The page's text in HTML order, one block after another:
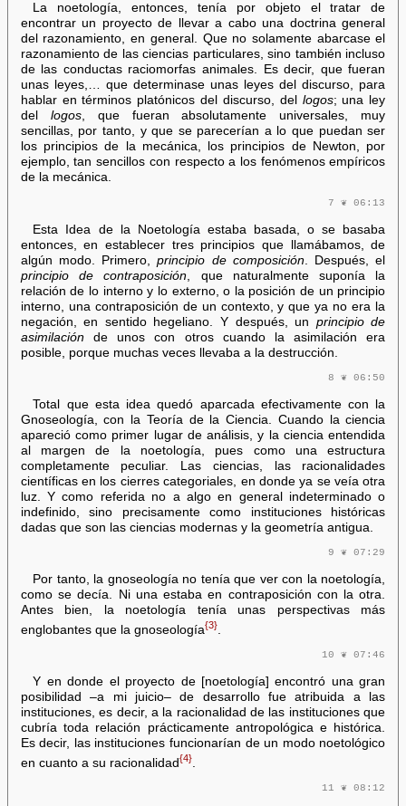
La noetología, entonces, tenía por objeto el tratar de
encontrar un proyecto de llevar a cabo una doctrina general
del razonamiento, en general. Que no solamente abarcase el
razonamiento de las ciencias particulares, sino también incluso
de las conductas raciomorfas animales. Es decir, que fueran
unas leyes,… que determinase unas leyes del discurso, para
hablar en términos platónicos del discurso, del logos; una ley
del logos, que fueran absolutamente universales, muy
sencillas, por tanto, y que se parecerían a lo que puedan ser
los principios de la mecánica, los principios de Newton, por
ejemplo, tan sencillos con respecto a los fenómenos empíricos
de la mecánica.
7 ❦ 06:13
Esta Idea de la Noetología estaba basada, o se basaba
entonces, en establecer tres principios que llamábamos, de
algún modo. Primero,principio de composición. Después, el
principio de contraposición , que naturalmente suponía la
relación de lo interno y lo externo, o la posición de un principio
interno, una contraposición de un contexto, y que ya no era la
negación, en sentido hegeliano. Y después, un principio de
asimilaciónde unos con otros cuando la asimilación era
posible, porque muchas veces llevaba a la destrucción.
8 ❦ 06:50
Total que esta idea quedó aparcada efectivamente con la
Gnoseología, con la Teoría de la Ciencia. Cuando la ciencia
apareció como primer lugar de análisis, y la ciencia entendida
al margen de la noetología, pues como una estructura
completamente peculiar. Las ciencias, las racionalidades
científicas en los cierres categoriales, en donde ya se veía otra
luz. Y como referida no a algo en general indeterminado o
indefinido, sino precisamente como instituciones históricas
dadas que son las ciencias modernas y la geometría antigua.
9 ❦ 07:29
Por tanto, la gnoseología no tenía que ver con la noetología,
como se decía. Ni una estaba en contraposición con la otra.
Antes bien, la noetología tenía unas perspectivas más
englobantes que la gnoseología{3}.
10 ❦ 07:46
Y en donde el proyecto de [noetología] encontró una gran
posibilidad –a mi juicio– de desarrollo fue atribuida a las
instituciones, es decir, a la racionalidad de las instituciones que
cubría toda relación prácticamente antropológica e histórica.
Es decir, las instituciones funcionarían de un modo noetológico
en cuanto a su racionalidad{4}.
11 ❦ 08:12